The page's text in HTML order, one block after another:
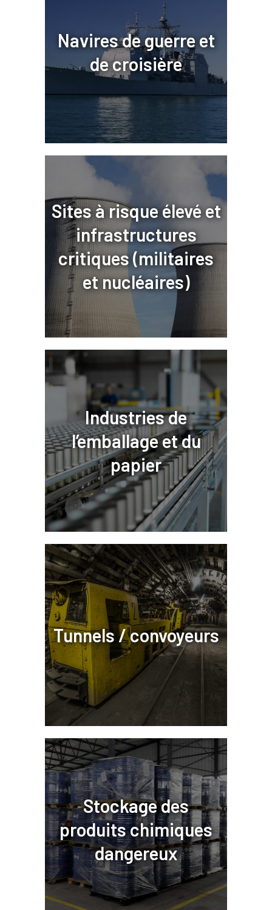
Navires de guerre et
de croisière
Sites à risque élevé et
infrastructures
critiques (militaires
et nucléaires)
Industries de
l’emballage et du
papier
Tunnels / convoyeurs
Stockage des
produits chimiques
dangereux